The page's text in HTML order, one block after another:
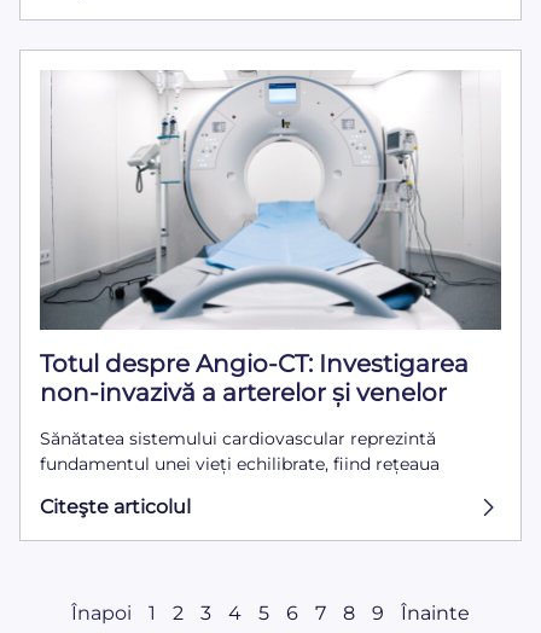
Totul despre Angio-CT: Investigarea
non-invazivă a arterelor și venelor
Sănătatea sistemului cardiovascular reprezintă
fundamentul unei vieți echilibrate, fiind rețeaua
Citeşte articolul
Înapoi 1 2 3 4 5 6 7 8 9 Înainte